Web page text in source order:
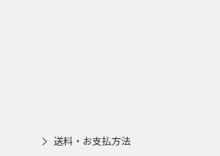
送料・お支払方法